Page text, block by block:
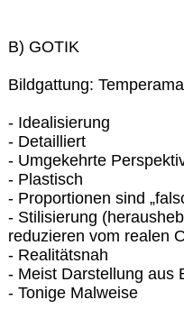
B) GOTIK
Bildgattung:
- Idealisierung
- Detailliert
- Umgekehrte
- Plastisch
- Proportionen sind
- Stilisierung
reduzieren vom realen
- Realitätsnah
- Meist Darstellung aus
- Tonige Malweise